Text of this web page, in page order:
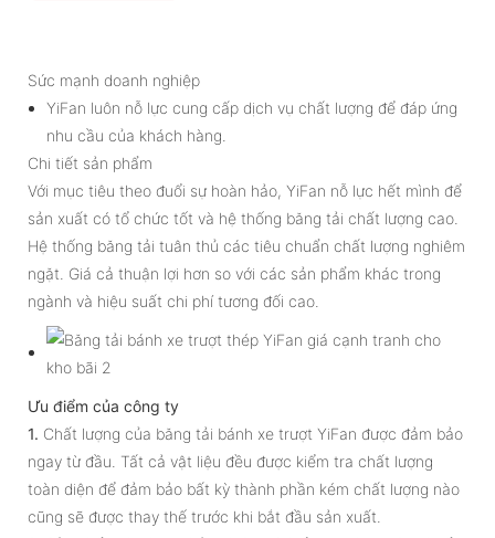
Sức mạnh doanh nghiệp
YiFan luôn nỗ lực cung cấp dịch vụ chất lượng để đáp ứng
nhu cầu của khách hàng.
Chi tiết sản phẩm
Với mục tiêu theo đuổi sự hoàn hảo, YiFan nỗ lực hết mình để
sản xuất có tổ chức tốt và hệ thống băng tải chất lượng cao.
Hệ thống băng tải tuân thủ các tiêu chuẩn chất lượng nghiêm
ngặt. Giá cả thuận lợi hơn so với các sản phẩm khác trong
ngành và hiệu suất chi phí tương đối cao.
Ưu điểm của công ty
1. Chất lượng của băng tải bánh xe trượt YiFan được đảm bảo
ngay từ đầu. Tất cả vật liệu đều được kiểm tra chất lượng
toàn diện để đảm bảo bất kỳ thành phần kém chất lượng nào
cũng sẽ được thay thế trước khi bắt đầu sản xuất.